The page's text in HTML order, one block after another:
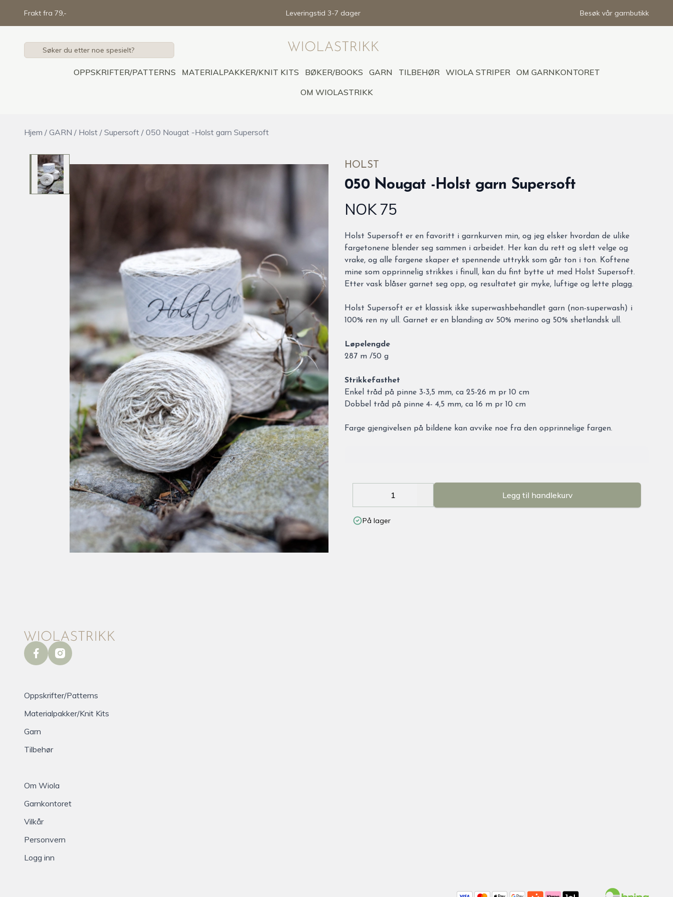
Frakt fra 79,- Leveringstid 3-7 dager Besøk vår garnbutikk
OPPSKRIFTER/PATTERNS MATERIALPAKKER/KNIT KITS BØKER/BOOKS GARN TILBEHØR WIOLA STRIPER
OM GARNKONTORET
OM WIOLASTRIKK
Hjem / GARN / Holst / Supersoft / 050 Nougat -Holst garn Supersoft
HOLST
050 Nougat -Holst garn Supersoft
Produktdetaljer
NOK 75
Description
Holst Supersoft er en favoritt i garnkurven min, og jeg elsker hvordan de ulike
fargetonene blender seg sammen i arbeidet. Her kan du rett og slett velge og
vrake, og alle fargene skaper et spennende uttrykk som går ton i ton. Koftene
mine som opprinnelig strikkes i finull, kan du fint bytte ut med Holst Supersoft.
Etter vask blåser garnet seg opp, og resultatet gir myke, luftige og lette plagg.
Holst Supersoft er et klassisk ikke superwashbehandlet garn (non-superwash) i
100% ren ny ull. Garnet er en blanding av 50% merino og 50% shetlandsk ull.
Løpelengde
287 m /50 g
Strikkefasthet
Enkel tråd på pinne 3-3,5 mm, ca 25-26 m pr 10 cm
Dobbel tråd på pinne 4- 4,5 mm, ca 16 m pr 10 cm
Farge gjengivelsen på bildene kan avvike noe fra den opprinnelige fargen.
Decrease
Legg til handlekurv
På lager
facebookinstagram
Oppskrifter/Patterns
Materialpakker/Knit Kits
Garn
Tilbehør
Om Wiola
Garnkontoret
Vilkår
Personvern
Logg inn